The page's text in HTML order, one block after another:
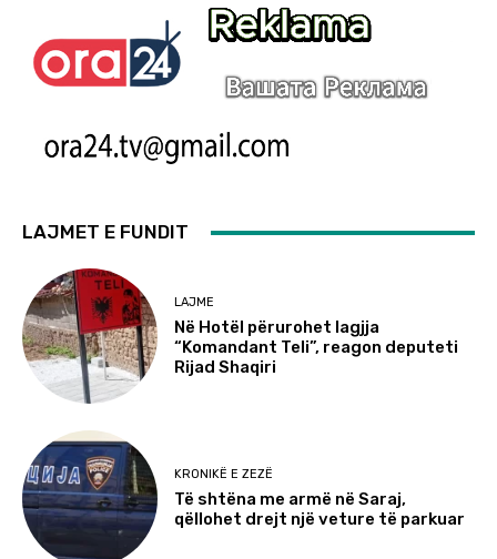
LAJMET E FUNDIT
LAJME
Në Hotël përurohet lagjja
“Komandant Teli”, reagon deputeti
Rijad Shaqiri
KRONIKË E ZEZË
Të shtëna me armë në Saraj,
qëllohet drejt një veture të parkuar